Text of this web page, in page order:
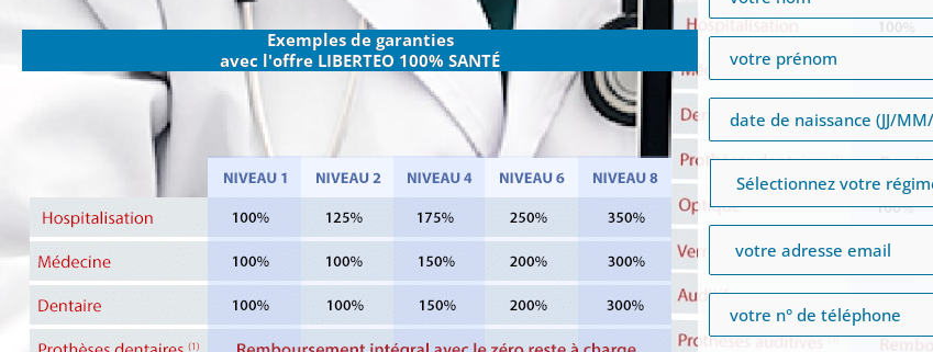
Exemples de garanties
avec l'offre LIBERTEO 100% SANTÉ​